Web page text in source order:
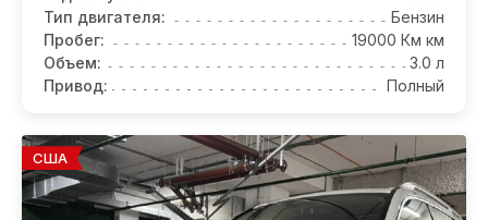
Тип двигателя:
Бензин
Пробег:
19000 Км км
Объем:
3.0 л
Привод:
Полный
США